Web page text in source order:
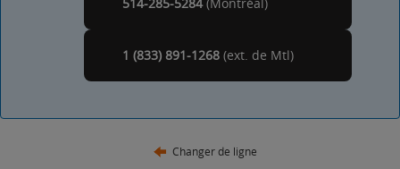
514-285-5284(Montréal)
1 (833) 891-1268 (ext. de Montréal
)
Changer de ligne